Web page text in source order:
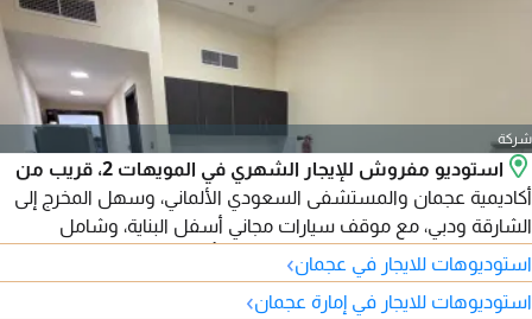
شركة
استوديو مفروش للإيجار الشهري في المويهات 2، قريب من
أكاديمية عجمان والمستشفى السعودي الألماني، وسهل المخرج إلى
الشارقة ودبي، مع موقف سيارات مجاني أسفل البناية، وشامل
متاح اليوم.
استوديوهات للايجار في عجمان›
استوديوهات للايجار في إمارة عجمان›